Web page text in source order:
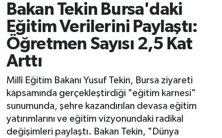
Bakan Tekin Bursa'daki
Eğitim Verilerini Paylaştı:
Öğretmen Sayısı 2,5 Kat
Arttı
Millî Eğitim Bakanı Yusuf Tekin, Bursa ziyareti
kapsamında gerçekleştirdiği "eğitim karnesi"
sunumunda, şehre kazandırılan devasa eğitim
yatırımlarını ve eğitim vizyonundaki radikal
değişimleri paylaştı. Bakan Tekin, "Dünya
Eğitim
Ekonomi
Genel
Gündem
Magazin
Tüm Manşetler
Son Dakika Haberleri
Haber Arşivi